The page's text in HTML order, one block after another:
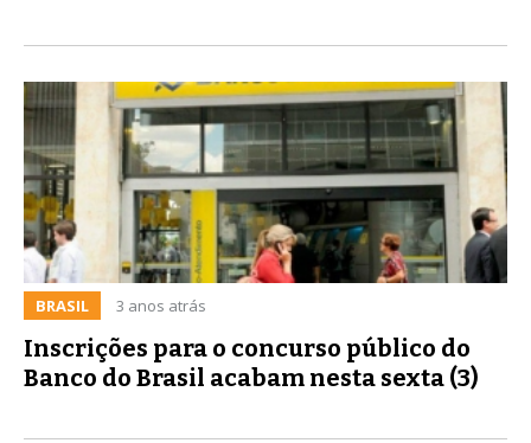
BRASIL 3 anos atrás
Inscrições para o concurso público do
Banco do Brasil acabam nesta sexta (3)